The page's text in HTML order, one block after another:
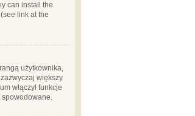
can install the
link at the
użytkownika,
większy
włączył funkcje
spowodowane.